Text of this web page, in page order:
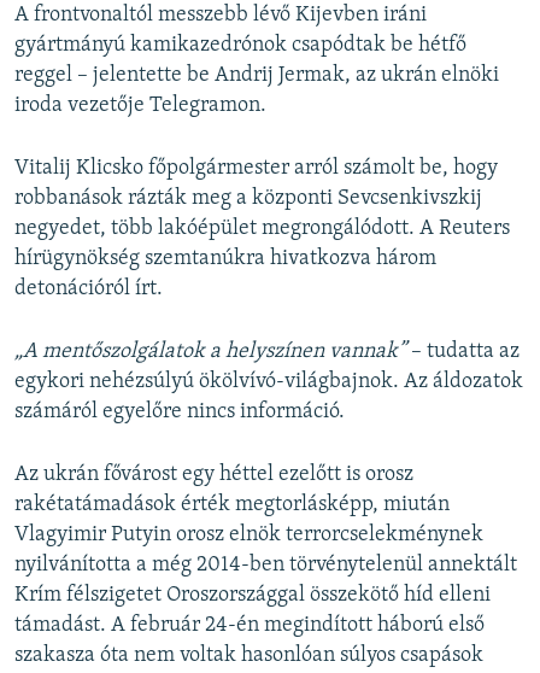
A frontvonaltól messzebb lévő Kijevben iráni
gyártmányú kamikazedrónok csapódtak be hétfő
reggel – jelentette be Andrij Jermak, az ukrán elnöki
iroda vezetője Telegramon.
Vitalij Klicsko főpolgármester arról számolt be, hogy
robbanások rázták meg a központi Sevcsenkivszkij
negyedet, több lakóépület megrongálódott. A Reuters
hírügynökség szemtanúkra hivatkozva három
detonációról írt.
„A mentőszolgálatok a helyszínen vannak”– tudatta az
egykori nehézsúlyú ökölvívó-világbajnok. Az áldozatok
számáról egyelőre nincs információ.
Az ukrán fővárost egy héttel ezelőtt is orosz
rakétatámadások érték megtorlásképp, miután
Vlagyimir Putyin orosz elnök terrorcselekménynek
nyilvánította a még 2014-ben törvénytelenül annektált
Krím félszigetet Oroszországgal összekötő híd elleni
támadást. A február 24-én megindított háború első
szakasza óta nem voltak hasonlóan súlyos csapások